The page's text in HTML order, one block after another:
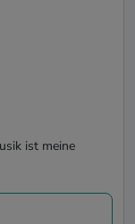
ist meine